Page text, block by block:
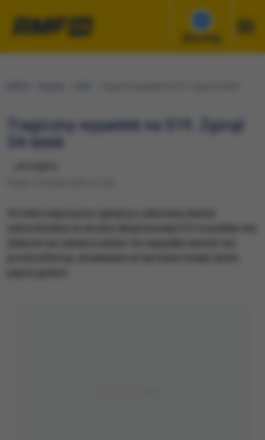
Słuchaj
Tragiczny wypadek na S19. Zginął
34-latek